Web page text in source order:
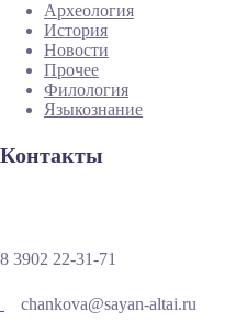
Археология
История
Новости
Прочее
Филология
Языкознание
Контакты
8 3902 22-31-71
chankova@sayan-altai.ru